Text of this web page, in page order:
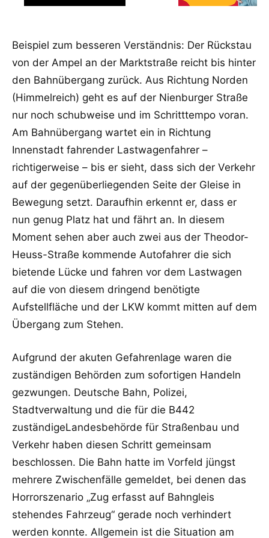
Beispiel zum besseren Verständnis: Der Rückstau
von der Ampel an der Marktstraße reicht bis hinter
den Bahnübergang zurück. Aus Richtung Norden
(Himmelreich) geht es auf der Nienburger Straße
nur noch schubweise und im Schritttempo voran.
Am Bahnübergang wartet ein in Richtung
Innenstadt fahrender Lastwagenfahrer –
richtigerweise – bis er sieht, dass sich der Verkehr
auf der gegenüberliegenden Seite der Gleise in
Bewegung setzt. Daraufhin erkennt er, dass er
nun genug Platz hat und fährt an. In diesem
Moment sehen aber auch zwei aus der Theodor-
Heuss-Straße kommende Autofahrer die sich
bietende Lücke und fahren vor dem Lastwagen
auf die von diesem dringend benötigte
Aufstellfläche und der LKW kommt mitten auf dem
Übergang zum Stehen.
Aufgrund der akuten Gefahrenlage waren die
zuständigen Behörden zum sofortigen Handeln
gezwungen. Deutsche Bahn, Polizei,
Stadtverwaltung und die für die B442
zuständigeLandesbehörde für Straßenbau und
Verkehr haben diesen Schritt gemeinsam
beschlossen. Die Bahn hatte im Vorfeld jüngst
mehrere Zwischenfälle gemeldet, bei denen das
Horrorszenario „Zug erfasst auf Bahngleis
stehendes Fahrzeug“ gerade noch verhindert
werden konnte. Allgemein ist die Situation am